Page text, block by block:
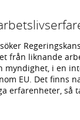
från liknande
myndighet, i en
EU. Det finns
erfarenheter, så